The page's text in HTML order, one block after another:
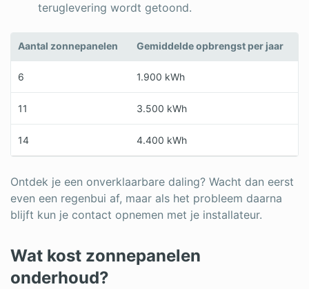
teruglevering wordt getoond.
Aantal zonnepanelen Gemiddelde opbrengst per jaar
6 1.900 kWh
11 3.500 kWh
14 4.400 kWh
Ontdek je een onverklaarbare daling? Wacht dan eerst
even een regenbui af, maar als het probleem daarna
blijft kun je contact opnemen met je installateur.
Wat kost zonnepanelen
onderhoud?